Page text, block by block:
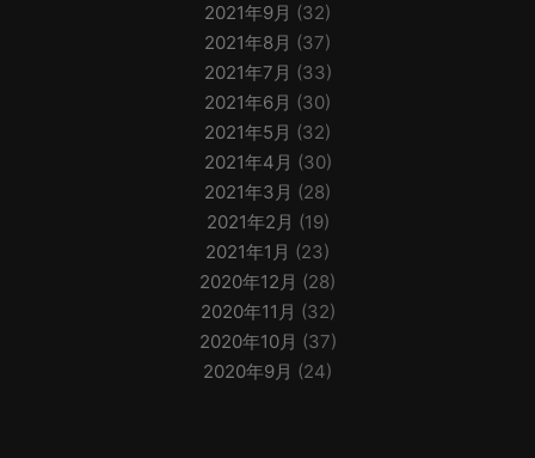
2021年9月 (32)
2021年8月 (37)
2021年7月 (33)
2021年6月 (30)
2021年5月 (32)
2021年4月 (30)
2021年3月 (28)
2021年2月 (19)
2021年1月 (23)
2020年12月 (28)
2020年11月 (32)
2020年10月 (37)
2020年9月 (24)